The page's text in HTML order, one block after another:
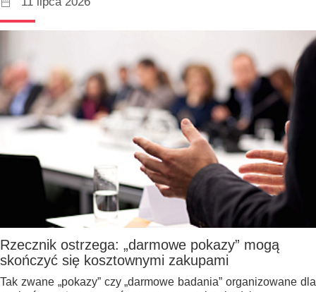
Rzecznik ostrzega: „darmowe pokazy” mogą
skończyć się kosztownymi zakupami
Tak zwane „pokazy” czy „darmowe badania” organizowane dla